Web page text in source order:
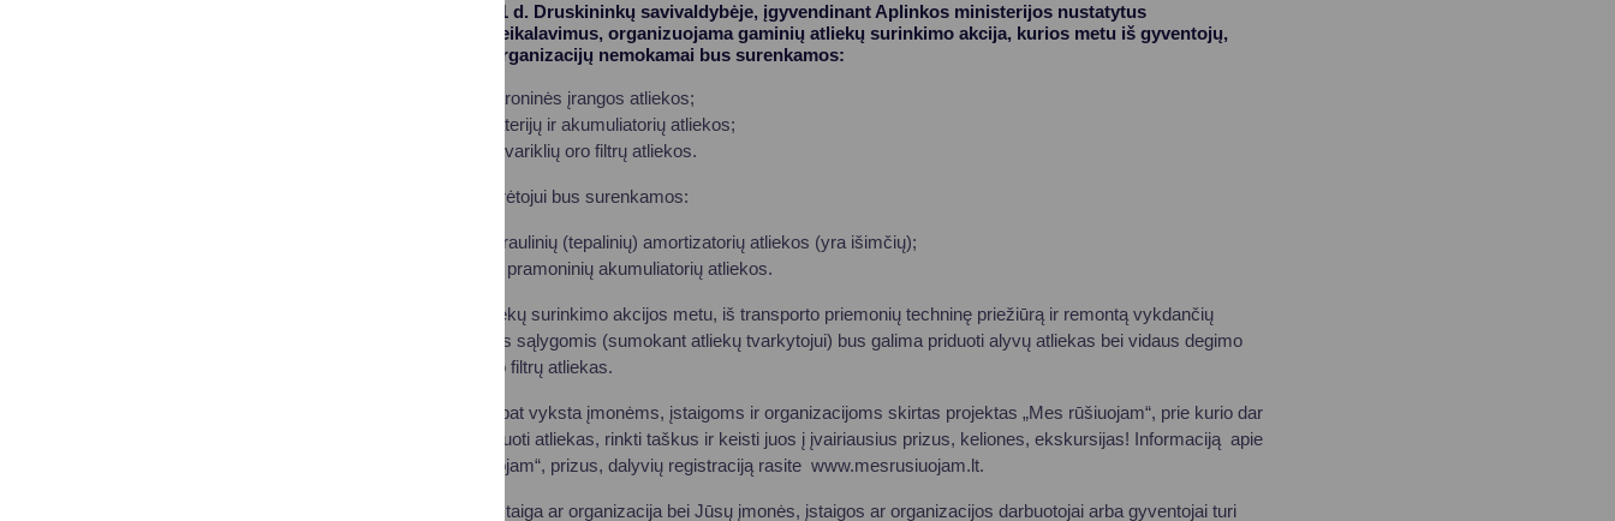
2024 m. gegužės 21 d. Druskininkų savivaldybėje, įgyvendinant Aplinkos ministerijos nustatytus
aplinkosauginius reikalavimus, organizuojama gaminių atliekų surinkimo akcija, kurios metu iš gyventojų,
įmonių, įstaigų ir organizacijų nemokamai bus surenkamos:
Elektros ir elektroninės įrangos atliekos;
Nešiojamųjų baterijų ir akumuliatorių atliekos;
Vidaus degimo variklių oro filtrų atliekos.
Sumokant atliekų turėtojui bus surenkamos:
Automobilių hidraulinių (tepalinių) amortizatorių atliekos (yra išimčių);
Automobilinių ir pramoninių akumuliatorių atliekos.
Taip pat gaminių atliekų surinkimo akcijos metu, iš transporto priemonių techninę priežiūrą ir remontą vykdančių
asmenų, palankiomis sąlygomis (sumokant atliekų tvarkytojui) bus galima priduoti alyvų atliekas bei vidaus degimo
variklių tepalo ir kuro filtrų atliekas.
Šiuo metu taip pat vyksta įmonėms, įstaigoms ir organizacijoms skirtas projektas „Mes rūšiuojam“, prie kurio dar
galite prisijungti, rūšiuoti atliekas, rinkti taškus ir keisti juos į įvairiausius prizus, keliones, ekskursijas! Informaciją apie
projektą „Mes rūšiuojam“, prizus, dalyvių registraciją rasite www.mesrusiuojam.lt.
Jeigu Jūsų įmonė, įstaiga ar organizacija bei Jūsų įmonės, įstaigos ar organizacijos darbuotojai arba gyventojai turi